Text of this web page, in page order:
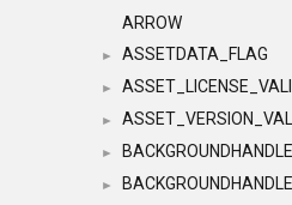
ARROW
► ASSETDATA_FLAG
►
►
►
►